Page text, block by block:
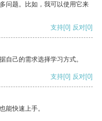
问题。比如，我可以使用它来
支持[0] 反对[0]
自己的需求选择学习方式。
支持[0] 反对[0]
能快速上手。